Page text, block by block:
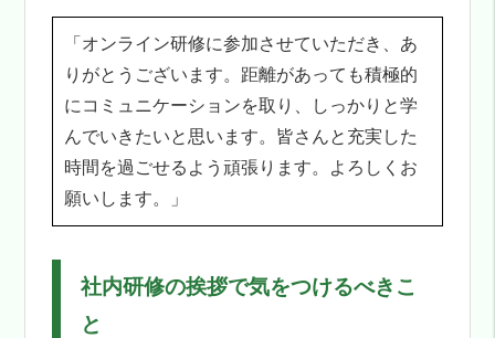
「オンライン研修に参加させていただき、あ
りがとうございます。距離があっても積極的
にコミュニケーションを取り、しっかりと学
んでいきたいと思います。皆さんと充実した
時間を過ごせるよう頑張ります。よろしくお
願いします。」
社内研修の挨拶で気をつけるべきこ
と